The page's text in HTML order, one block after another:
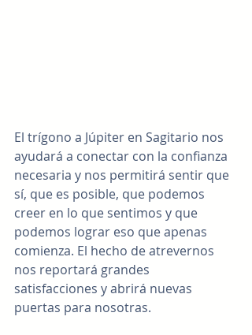
El trígono a Júpiter en Sagitario nos
ayudará a conectar con la confianza
necesaria y nos permitirá sentir que
sí, que es posible, que podemos
creer en lo que sentimos y que
podemos lograr eso que apenas
comienza. El hecho de atrevernos
nos reportará grandes
satisfacciones y abrirá nuevas
puertas para nosotras.